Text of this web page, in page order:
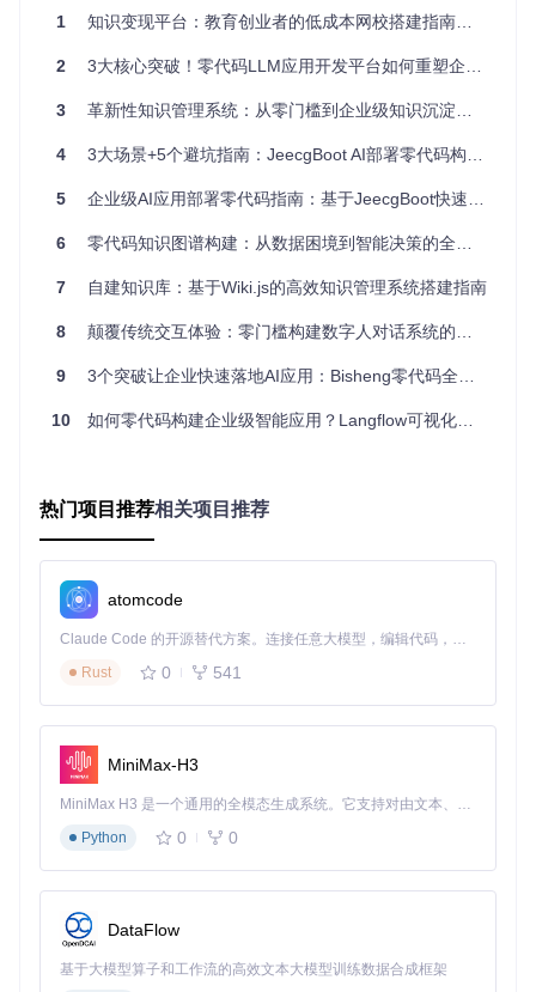
选择最适合的部署方案：环境准备与项目获取
部署Wiki.js的第一步是选择最适合团队规模的实施路径。无论
完成基础环境准备。
环境兼容性检查清单
Wiki.js对系统环境有基本要求：Node.js需10.12版本以上，数
据库可选用PostgreSQL、MySQL、SQLite或MariaDB，存储
方案则支持本地磁盘、Git仓库、AWS S3等多种选项。不同规
模团队的环境准备重点各不相同：
服务器
配置
人）
SQLite 本地磁盘 2核4G
中型团队（10-5
0人）
PostgreSQL
Git+本地
4核8G
获取项目源码的基础方式是通过Git克隆：
cd
💡
ker Compose部署，可大幅降低环境配置复杂度。而有DevOp
s经验的团队则可选择手动部署，获得更精细的系统控制权。
实现核心功能配置：从安装到系统初始化
完成环境准备后，进入核心配置阶段。这一阶段的目标是让系
基础版：Docker Compose一键部署
创建docker-compose.yml文件，配置内容如下：
1 知识变现平台：教育创业者的低成本网校搭建指南与商业落地策略
2 3大核心突破！零代码LLM应用开发平台如何重塑企业AI落地效率
3 革新性知识管理系统：从零门槛到企业级知识沉淀的4阶段实战指南
4 3大场景+5个避坑指南：JeecgBoot AI部署零代码构建企业级AI应用全攻略
5 企业级AI应用部署零代码指南：基于JeecgBoot快速构建智能业务系统
6 零代码知识图谱构建：从数据困境到智能决策的全流程解决方案
7 自建知识库：基于Wiki.js的高效知识管理系统搭建指南
8 颠覆传统交互体验：零门槛构建数字人对话系统的技术革命
9 3个突破让企业快速落地AI应用：Bisheng零代码全攻略
10 如何零代码构建企业级智能应用？Langflow可视化框架全攻略
热门项目推荐相关项目推荐
atomcode
Claude Code 的开源替代方案。连接任意大模型，编辑代码，运行命令，自动验证 — 全自动执行。用 Rust 构建，极致性能。 ｜ An open-source alternative to Claude Code. Connect any LLM, edit code, run commands, and verify changes — autonomously. Built in Rust for speed. Get Started
Rust
0 541
MiniMax-H3
MiniMax H3 是一个通用的全模态生成系统。它支持对由文本、图像、视频和音频组成的多模态上下文进行统一理解，并能生成分辨率高达 2K、时长可达 15 秒的带原生立体声音频的视频。得益于面向任务泛化的系统设计，H3 在预训练阶段就已具备广泛的多模态上下文理解与生成能力，能够出色地执行复杂的多模态指令。
Python
0 0
DataFlow
基于大模型算子和工作流的高效文本大模型训练数据合成框架